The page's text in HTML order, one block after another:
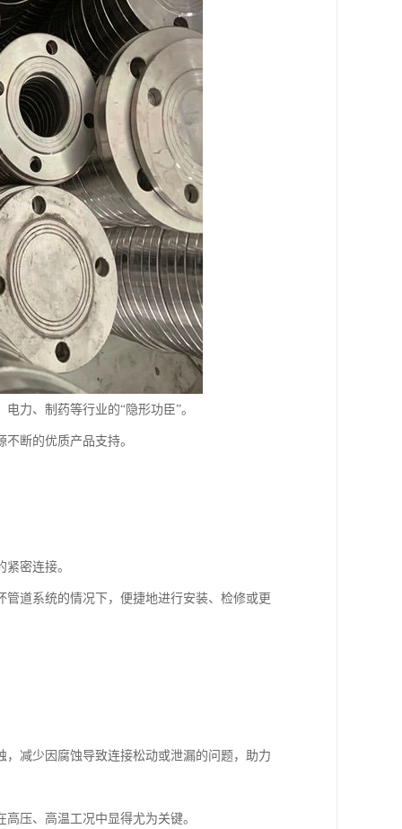
力、制药等行业的“隐形功臣”。
断的优质产品支持。
密连接。
道系统的情况下，便捷地进行安装、检修或更
减少因腐蚀导致连接松动或泄漏的问题，助力
压、高温工况中显得尤为关键。